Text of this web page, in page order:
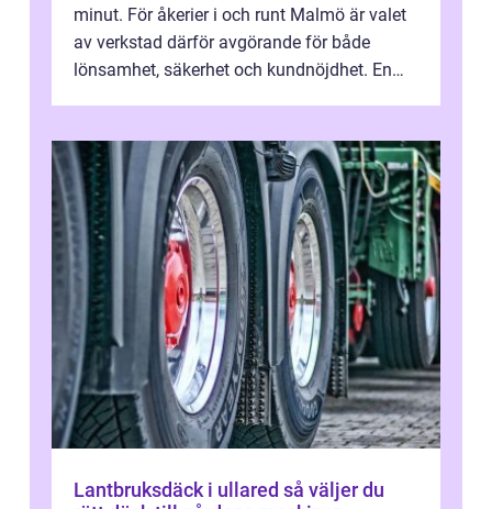
minut. För åkerier i och runt Malmö är valet
av verkstad därför avgörande för både
lönsamhet, säkerhet och kundnöjdhet. En
Lantbruksdäck i ullared så väljer du